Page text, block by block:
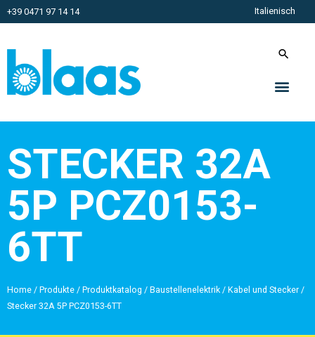
+39 0471 97 14 14 Italienisch
STECKER 32A
5P PCZ0153-
6TT
Home / Produkte / Produktkatalog / Baustellenelektrik / Kabel und Stecker /
Stecker 32A 5P PCZ0153-6TT